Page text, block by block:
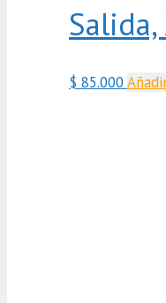
Salida,
$ 85.000